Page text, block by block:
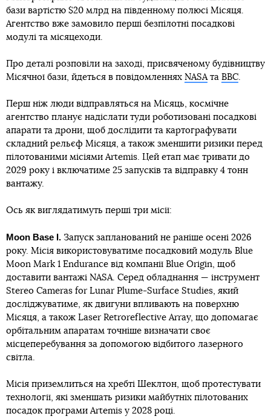
бази вартістю $20 млрд на південному полюсі Місяця.
Агентство вже замовило перші безпілотні посадкові
модулі та місяцеходи.
Про деталі розповіли на заході, присвяченому будівництву
Місячної бази, йдеться в повідомленнях NASAта BBC.
Перш ніж люди відправляться на Місяць, космічне
агентство планує надіслати туди роботизовані посадкові
апарати та дрони, щоб дослідити та картографувати
складний рельєф Місяця, а також зменшити ризики перед
пілотованими місіями Artemis. Цей етап має тривати до
2029 року і включатиме 25 запусків та відправку 4 тонн
вантажу.
Ось як виглядатимуть перші три місії:
Moon Base I. Запуск запланований не раніше осені 2026
року. Місія використовуватиме посадковий модуль Blue
Moon Mark 1 Endurance від компанії Blue Origin, щоб
доставити вантажі NASA. Серед обладнання — інструмент
Stereo Cameras for Lunar Plume-Surface Studies, який
досліджуватиме, як двигуни впливають на поверхню
Місяця, а також Laser Retroreflective Array, що допомагає
орбітальним апаратам точніше визначати своє
місцеперебування за допомогою відбитого лазерного
світла.
Місія приземлиться на хребті Шеклтон, щоб протестувати
технології, які зменшать ризики майбутніх пілотованих
посадок програми Artemis у 2028 році.